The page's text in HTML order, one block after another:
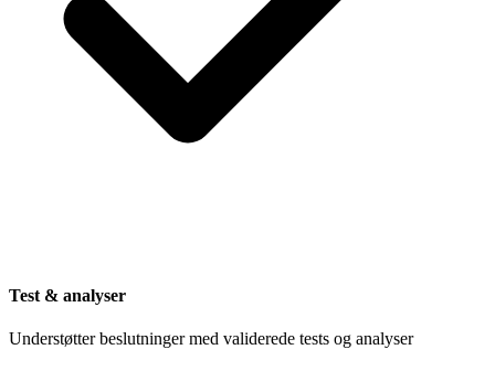
Test & analyser
Understøtter beslutninger med validerede tests og analyser